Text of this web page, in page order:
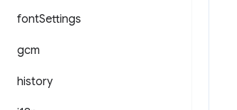
fontSettings
gcm
history